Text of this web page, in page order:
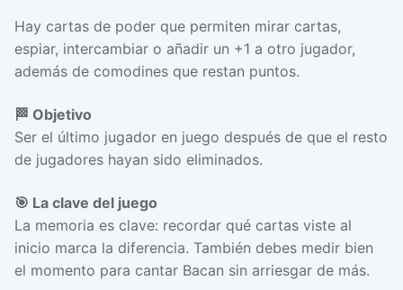
Hay cartas de poder que permiten mirar cartas,
espiar, intercambiar o añadir un +1 a otro jugador,
además de comodines que restan puntos.
🏁 Objetivo
Ser el último jugador en juego después de que el resto
de jugadores hayan sido eliminados.
🎯 La clave del juego
La memoria es clave: recordar qué cartas viste al
inicio marca la diferencia. También debes medir bien
el momento para cantar Bacan sin arriesgar de más.